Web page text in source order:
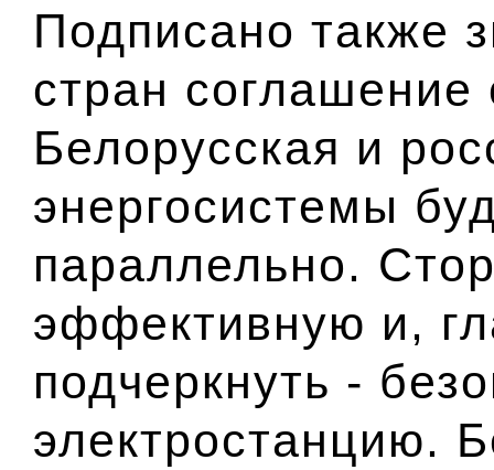
Подписано также
стран соглашение
Белорусская и
энергосистемы
параллельно.
эффективную и,
подчеркнуть -
электростанцию.